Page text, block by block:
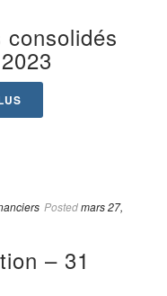
Postedmars 27,
– 31